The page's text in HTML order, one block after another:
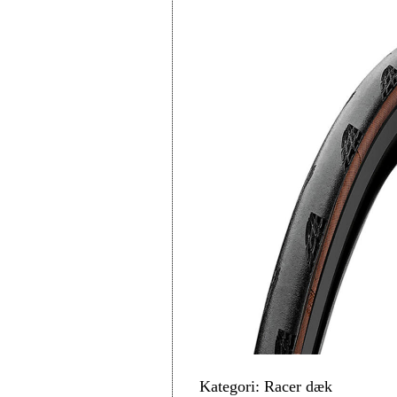
Kategori: Racer dæk